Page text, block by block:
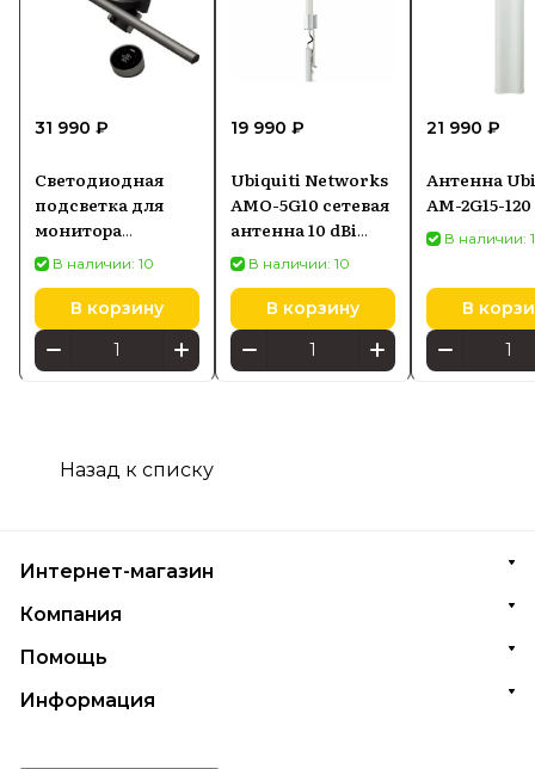
31 990 ₽
Светодиодная
подсветка для
монитора
SCREENBAR HALO
2
В наличии: 10
В корзину
19 990 ₽
Ubiquiti Networks
AMO-5G10 сетевая
антенна 10 dBi
Секторная
антенна
В наличии: 10
В корзину
21 990 ₽
Антенна
AM-2G15-120
В наличии:
В
Назад к списку
Интернет-магазин
Компания
Помощь
Информация